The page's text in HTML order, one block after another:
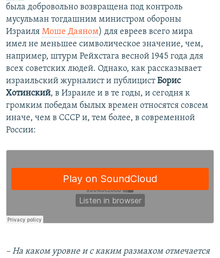
была добровольно возвращена под контроль
мусульман тогдашним министром обороны
Израиля Моше Даяном) для евреев всего мира
имел не меньшее символическое значение, чем,
например, штурм Рейхстага весной 1945 года для
всех советских людей. Однако, как рассказывает
израильский журналист и публицистБорис
Хотинский, в Израиле и в те годы, и сегодня к
громким победам былых времен относятся совсем
иначе, чем в СССР и, тем более, в современной
России:
– На каком уровне и с каким размахом отмечается